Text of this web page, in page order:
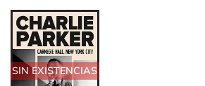
SIN EXISTENCIAS